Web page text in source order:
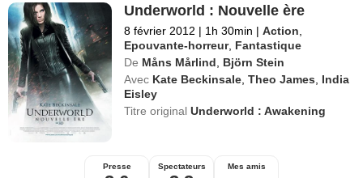
Underworld : Nouvelle ère
8 février 2012 | 1h 30min | Action
Epouvante-horreur, Fantastique
De Måns Mårlind
Björn Stein
Avec Kate Beckinsale ,Theo James
India
Eisley
Titre originalUnderworld : Awakening
Presse Spectateurs Mes amis